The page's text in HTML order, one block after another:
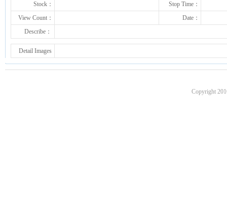
Stock：
Stop Time：
View Count：
Date：
Describe：
Detail Images
Copyright